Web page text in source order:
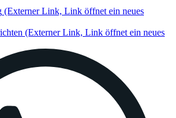
(Externer Link, Link öffnet ein neues
(Externer Link, Link öffnet ein neues